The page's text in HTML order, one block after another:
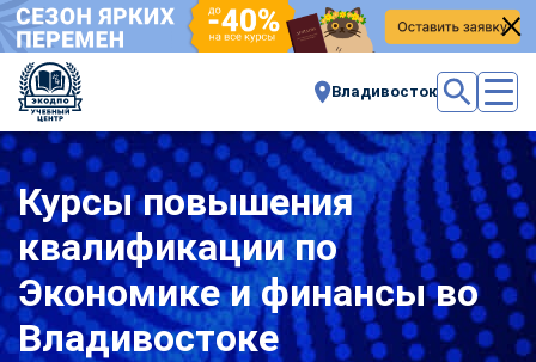
Владивосток
Курсы повышения
квалификации по
Экономике и финансы во
Владивостоке